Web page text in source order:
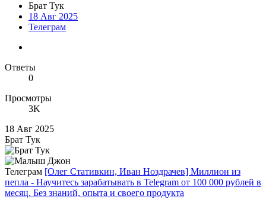
Брат Тук
18 Авг 2025
Телеграм
Ответы
0
Просмотры
3K
18 Авг 2025
Брат Тук
Телеграм [Олег Стативкин, Иван Ноздрачев] Миллион из
пепла - Научитесь зарабатывать в Telegram от 100 000 рублей в
месяц. Без знаний, опыта и своего продукта